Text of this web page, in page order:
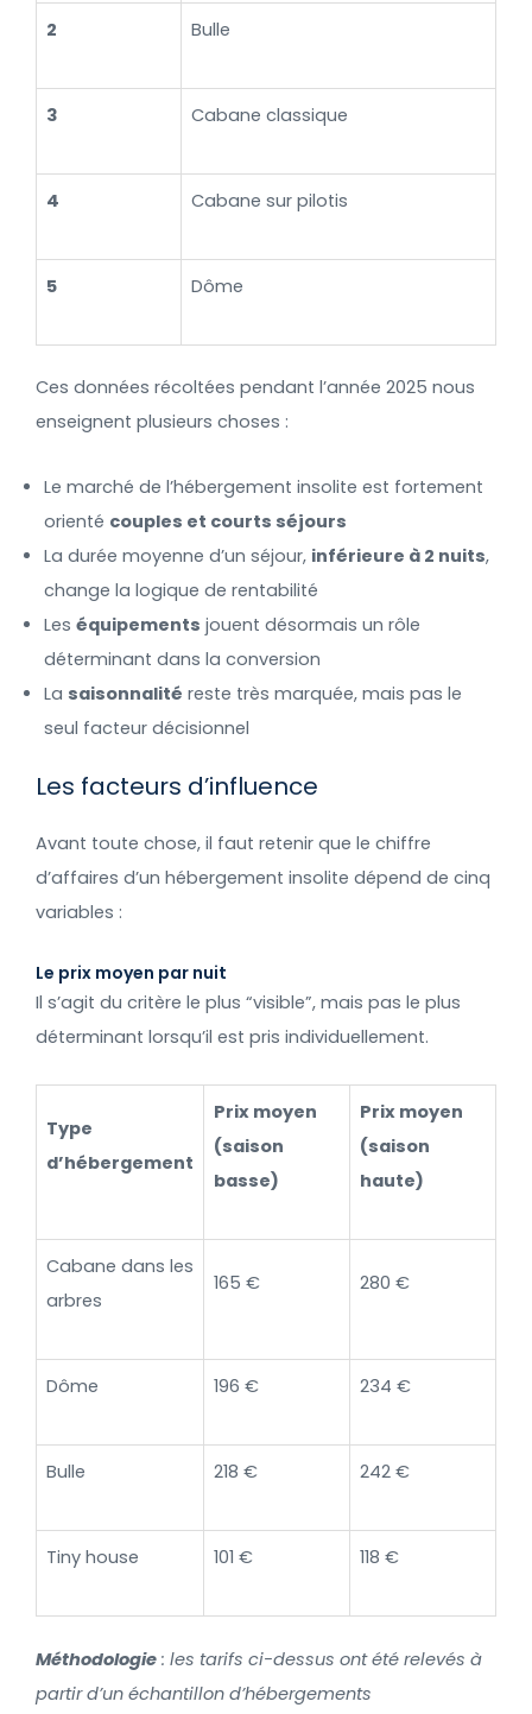
2 Bulle
3 Cabane classique
4 Cabane sur pilotis
5 Dôme
Ces données récoltées pendant l’année 2025 nous
enseignent plusieurs choses :
Le marché de l’hébergement insolite est fortement
orienté couples et courts séjours
La durée moyenne d’un séjour, inférieure à 2 nuits,
change la logique de rentabilité
Leséquipements jouent désormais un rôle
déterminant dans la conversion
Lasaisonnalité reste très marquée, mais pas le
seul facteur décisionnel
Les facteurs d’influence
Avant toute chose, il faut retenir que le chiffre
d’affaires d’un hébergement insolite dépend de cinq
variables :
Le prix moyen par nuit
Il s’agit du critère le plus “visible”, mais pas le plus
déterminant lorsqu’il est pris individuellement.
Type
d’hébergement
Prix moyen
(saison
basse)
Prix moyen
(saison
haute)
Cabane dans les
arbres
165 € 280 €
Dôme 196 € 234 €
Bulle 218 € 242 €
Tiny house 101 € 118 €
Méthodologie : les tarifs ci-dessus ont été relevés à
partir d’un échantillon d’hébergements